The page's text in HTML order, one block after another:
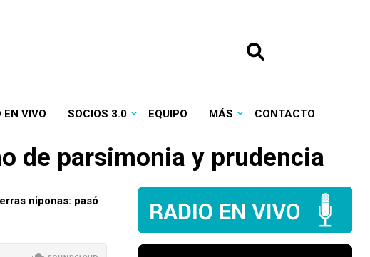
EN VIVO SOCIOS 3.0 EQUIPO MÁS CONTACTO
de parsimonia y prudencia
niponas: pasó